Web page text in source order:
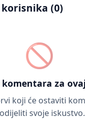
(0)
komentara za
koji će ostaviti
svoje iskustvo.